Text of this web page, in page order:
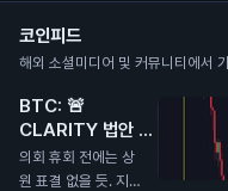
코인피드
해외 소셜미디어 및 커뮤니티에서
BTC: 🚨
CLARITY 법안 또
연기...
N
의회 휴회 전에는 상
원 표결 없을 듯. 지난